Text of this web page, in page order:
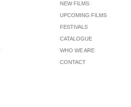
NEW FILMS
UPCOMING FILMS
FESTIVALS
CATALOGUE
WHO WE ARE
CONTACT